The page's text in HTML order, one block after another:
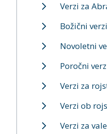
Verzi za
Božični verzi
Novoletni
Poročni
Verzi za
Verzi ob
Verzi za